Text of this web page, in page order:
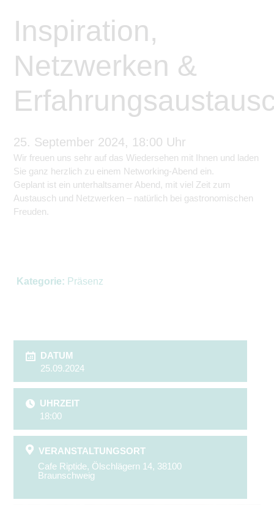
Inspiration,
Netzwerken &
25. September 2024, 18:00 Uhr
Wir freuen uns sehr auf das Wiedersehen mit Ihnen und laden
Sie ganz herzlich zu einem Networking-Abend ein.
Geplant ist ein unterhaltsamer Abend, mit viel Zeit zum
Austausch und Netzwerken – natürlich bei gastronomischen
Freuden.
Kategorie: Präsenz
DATUM
25.09.2024
UHRZEIT
18:00
VERANSTALTUNGSORT
Cafe Riptide, Ölschlägern 14, 38100
Braunschweig